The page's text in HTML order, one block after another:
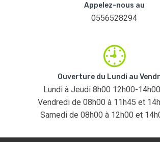
Appelez-nous au
0556528294
Ouverture du Lundi au
Lundi à Jeudi 8h00 12h00-
Vendredi de 08h00 à 11h45 et
Samedi de 08h00 à 12h00 et